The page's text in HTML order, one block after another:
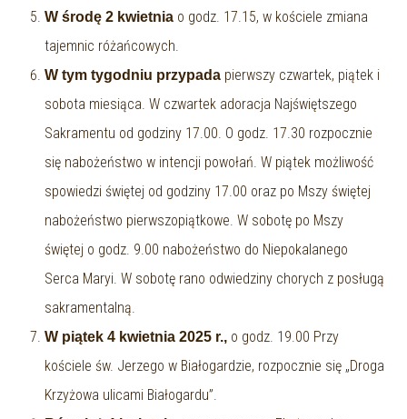
W środę 2 kwietnia o godz. 17.15, w kościele zmiana
tajemnic różańcowych.
W tym tygodniu przypada pierwszy czwartek, piątek i
sobota miesiąca. W czwartek adoracja Najświętszego
Sakramentu od godziny 17.00. O godz. 17.30 rozpocznie
się nabożeństwo w intencji powołań. W piątek możliwość
spowiedzi świętej od godziny 17.00 oraz po Mszy świętej
nabożeństwo pierwszopiątkowe. W sobotę po Mszy
świętej o godz. 9.00 nabożeństwo do Niepokalanego
Serca Maryi. W sobotę rano odwiedziny chorych z posługą
sakramentalną.
W piątek 4 kwietnia 2025 r., o godz. 19.00 Przy
kościele św. Jerzego w Białogardzie, rozpocznie się „Droga
Krzyżowa ulicami Białogardu”.